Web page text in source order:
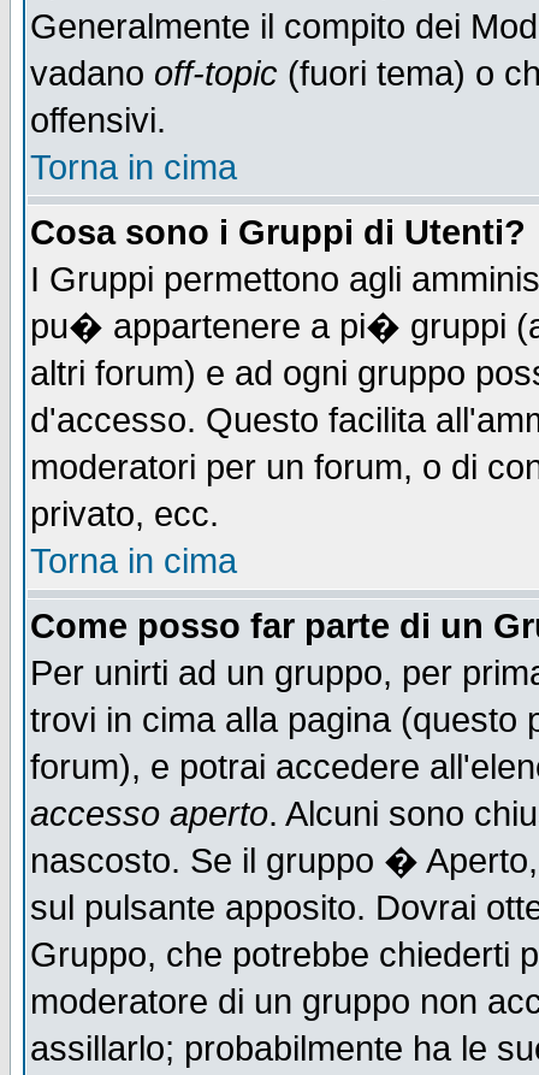
Generalmente il compito dei
vadano off-topic (fuori tema) o
offensivi.
Torna in cima
Cosa sono i Gruppi di Utenti?
I Gruppi permettono agli
pu� appartenere a pi� gruppi
altri forum) e ad ogni gruppo
d'accesso. Questo facilita
moderatori per un forum, o di
privato, ecc.
Torna in cima
Come posso far parte di un
Per unirti ad un gruppo, per
trovi in cima alla pagina
forum), e potrai accedere
accesso aperto. Alcuni sono
nascosto. Se il gruppo �
sul pulsante apposito. Dovrai
Gruppo, che potrebbe chiederti
moderatore di un gruppo non
assillarlo; probabilmente ha le